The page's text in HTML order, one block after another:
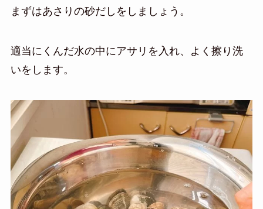
まずはあさりの砂だしをしましょう。
適当にくんだ水の中にアサリを入れ、よく擦り洗
いをします。